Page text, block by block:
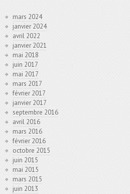
mars 2024
janvier 2024
avril 2022
janvier 2021
mai 2018
juin 2017
mai 2017
mars 2017
février 2017
janvier 2017
septembre 2016
avril 2016
mars 2016
février 2016
octobre 2015
juin 2015
mai 2015
mars 2015
juin 2013